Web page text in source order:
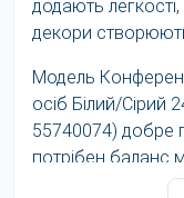
додають легкості,
декори
Модель
осіб Білий/Сірий
55740074) добре
потрібен баланс
щоденною